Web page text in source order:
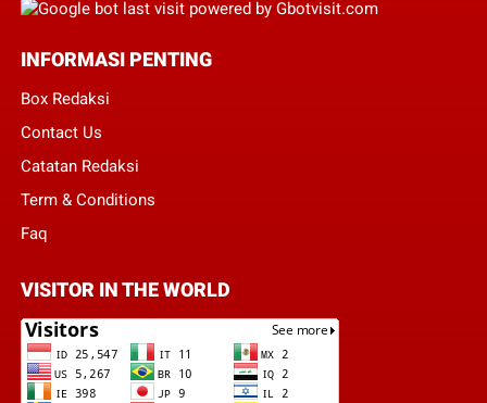
INFORMASI PENTING
Box Redaksi
Contact Us
Catatan Redaksi
Term & Conditions
Faq
VISITOR IN THE WORLD